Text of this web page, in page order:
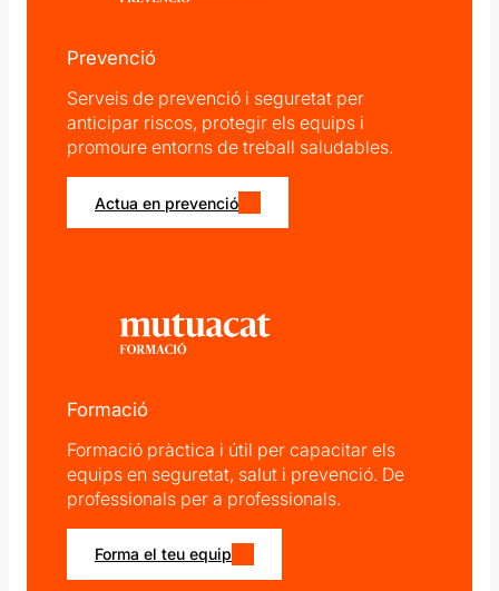
Prevenció
Serveis de prevenció i seguretat per
anticipar riscos, protegir els equips i
promoure entorns de treball saludables.
Actua en prevenció
Formació
Formació pràctica i útil per capacitar els
equips en seguretat, salut i prevenció. De
professionals per a professionals.
Forma el teu equip